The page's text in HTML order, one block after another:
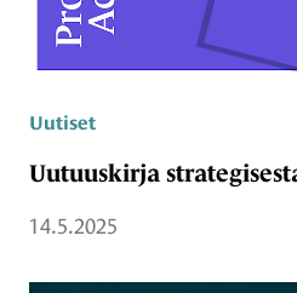
Uutiset
Uutuuskirja
14.5.2025